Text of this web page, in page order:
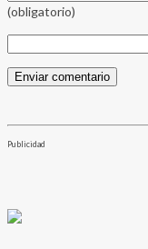
(obligatorio)
Publicidad